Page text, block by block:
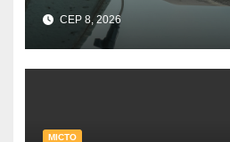
Один прямий
тисяч у Дніпрі:
У Дніпрі: 735
СЕР 8, 2026
МІСТО